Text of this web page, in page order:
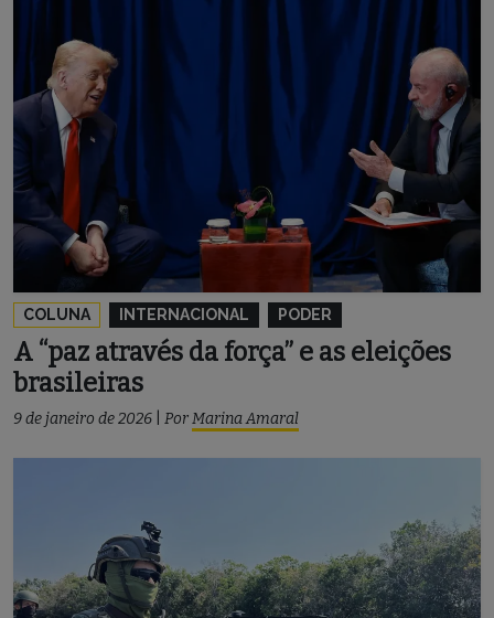
COLUNA INTERNACIONAL PODER
A “paz através da força” e as eleições
brasileiras
9 de janeiro de 2026 PorMarina Amaral